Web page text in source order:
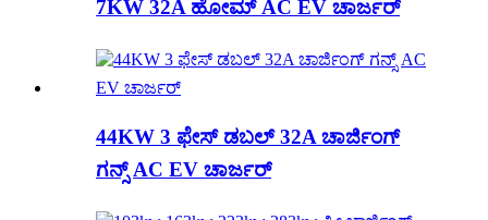
7KW 32A ಹೋಮ್ AC EV ಚಾರ್ಜರ್
44KW 3 ಫೇಸ್ ಡಬಲ್ 32A ಚಾರ್ಜಿಂಗ್
ಗನ್ಸ್ AC EV ಚಾರ್ಜರ್